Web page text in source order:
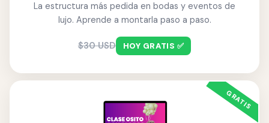
La estructura más pedida en bodas y eventos de
lujo. Aprende a montarla paso a paso.
$30 USD HOY GRATIS ✅